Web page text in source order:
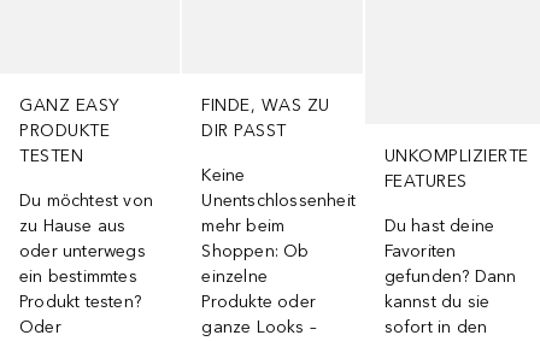
GANZ EASY
PRODUKTE
TESTEN
Du möchtest von
zu Hause aus
oder unterwegs
ein bestimmtes
Produkt testen?
Oder
FINDE, WAS ZU
DIR PASST
Keine
Unentschlossenheit
mehr beim
Shoppen: Ob
einzelne
Produkte oder
ganze Looks –
UNKOMPLIZIERTE
FEATURES
Du hast deine
Favoriten
gefunden? Dann
kannst du sie
sofort in den